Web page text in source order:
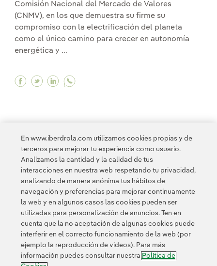
Comisión Nacional del Mercado de Valores
(CNMV), en los que demuestra su firme su
compromiso con la electrificación del planeta
como el único camino para crecer en autonomía
energética y ...
Facebook La inversión récord de 17.000
Twitter La inversión récord de 17.000
Linkedin La inversión récord de
< 1 2 3 4 5 6 7 8
Contacta Clientes Política de Privacidad Información legal
Política de cookies Configuración de cookies Accesibilidad
Canal de denuncias
En www.iberdrola.com utilizamos cookies propias y de
terceros para mejorar tu experiencia como usuario.
Analizamos la cantidad y la calidad de tus
interacciones en nuestra web respetando tu privacidad,
analizando de manera anónima tus hábitos de
navegación y preferencias para mejorar continuamente
la web y en algunos casos las cookies pueden ser
utilizadas para personalización de anuncios. Ten en
cuenta que la no aceptación de algunas cookies puede
interferir en el correcto funcionamiento de la web (por
ejemplo la reproducción de videos). Para más
información puedes consultar nuestra Política de